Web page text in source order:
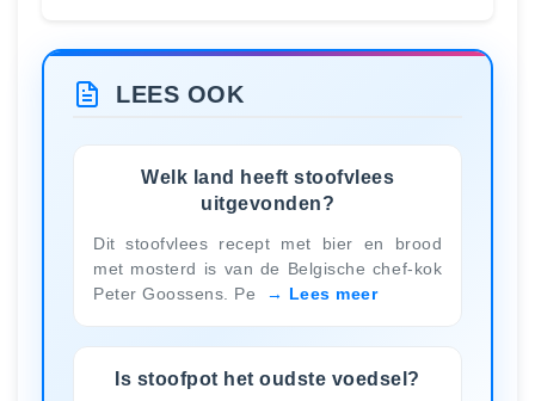
LEES OOK
Welk land heeft stoofvlees
uitgevonden?
Dit stoofvlees recept met bier en brood
met mosterd is van de Belgische chef-kok
Peter Goossens. Pe
Lees meer
Is stoofpot het oudste voedsel?